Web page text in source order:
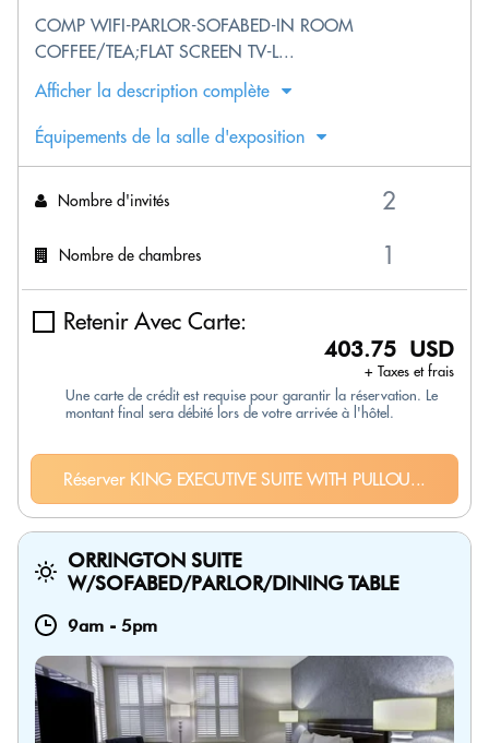
COMP WIFI-PARLOR-SOFABED-IN ROOM
COFFEE/TEA;FLAT SCREEN TV-L...
Afficher la description complète
Équipements de la salle d'exposition
Nombre d'invités
Nombre de chambres
Retenir Avec Carte:
403.75 USD
+ Taxes et frais
Une carte de crédit est requise pour garantir la réservation. Le
montant final sera débité lors de votre arrivée à l'hôtel.
Réserver KING EXECUTIVE SUITE WITH PULLOU...
ORRINGTON SUITE
W/SOFABED/PARLOR/DINING TABLE
9am - 5pm